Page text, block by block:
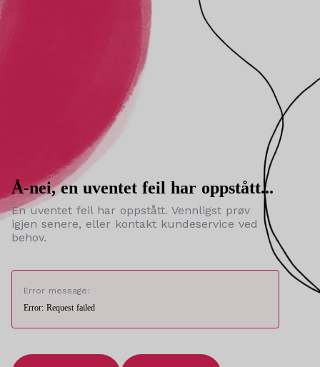
Å-nei, en uventet feil har oppstått...
En uventet feil har oppstått. Vennligst prøv
igjen senere, eller kontakt kundeservice ved
behov.
Error message:
Error: Request failed